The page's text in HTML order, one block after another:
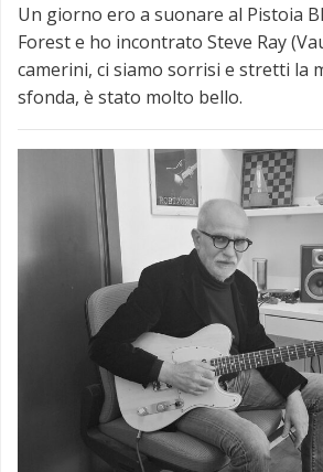
Un giorno ero a suonare al Pistoia
Forest e ho incontrato Steve Ray
camerini, ci siamo sorrisi e stretti la
sfonda, è stato molto bello.